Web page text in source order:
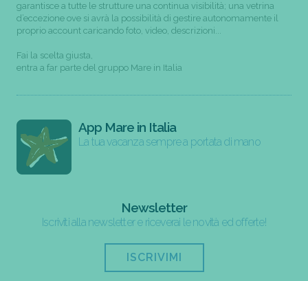
garantisce a tutte le strutture una continua visibilità; una vetrina
d’eccezione ove si avrà la possibilità di gestire autonomamente il
proprio account caricando foto, video, descrizioni...
Fai la scelta giusta,
entra a far parte del gruppo Mare in Italia
App Mare in Italia
La tua vacanza sempre a portata di mano
Newsletter
Iscriviti alla newsletter e riceverai le novità ed offerte!
ISCRIVIMI